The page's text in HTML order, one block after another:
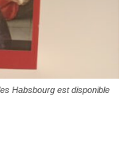
Habsbourg est disponible